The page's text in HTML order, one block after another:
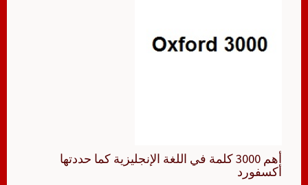
أهم 3000 كلمة في اللغة الإنجليزية كما حددتها
أكسفورد